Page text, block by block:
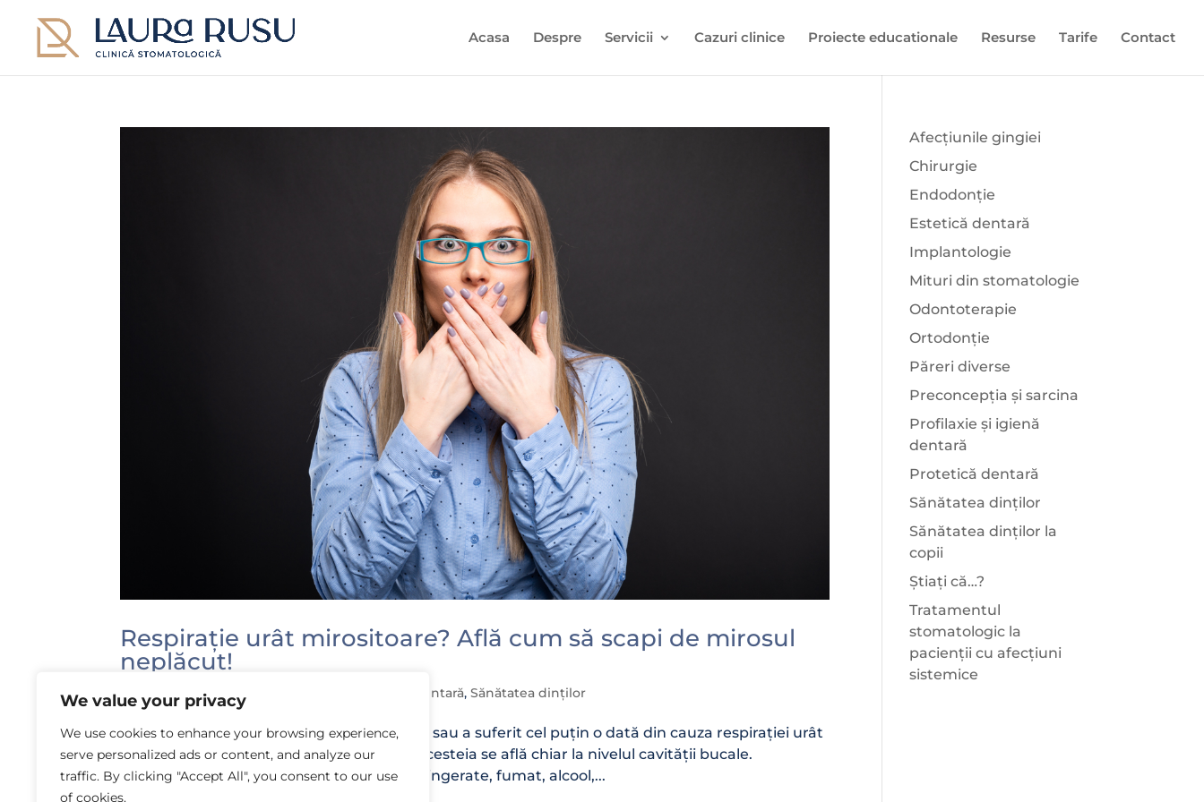
We value your privacy
We use cookies to enhance your browsing experience,
serve personalized ads or content, and analyze our
traffic. By clicking "Accept All", you consent to our use
of cookies.
Acasa Despre Servicii Cazuri clinice Proiecte educationale Resurse Tarife Contact
Respirație urât mirositoare? Află cum să scapi de mirosul
neplăcut!
Laura Rusu Profilaxie și igienă dentară,Sănătatea dinților
Studiile arată că 40% din populație suferă sau a suferit cel puțin o dată din cauza respirației urât
mirositoare. De cele mai multe ori cauza acesteia se află chiar la nivelul cavității bucale.
Intensitatea acesteia diferă de alimentele ingerate, fumat, alcool,...
Afecțiunile gingiei
Chirurgie
Endodonție
Estetică dentară
Implantologie
Mituri din stomatologie
Odontoterapie
Ortodonție
Păreri diverse
Preconcepția și sarcina
Profilaxie și igienă
dentară
Protetică dentară
Sănătatea dinților
Sănătatea dinților la
copii
Știați că…?
Tratamentul
stomatologic la
pacienții cu afecțiuni
sistemice